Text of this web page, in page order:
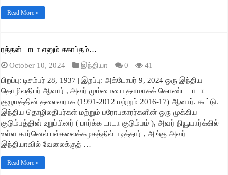
Read More »
ரத்தன் டாடா எனும் சகாப்தம்…
October 10, 2024
இந்தியா 0
41
பிறப்பு: டிசம்பர் 28, 1937 | இறப்பு: அக்டோபர் 9, 2024 ஒரு இந்திய
தொழிலதிபர் ஆவார் , அவர் மும்பையை தளமாகக் கொண்ட டாடா
குழுமத்தின் தலைவராக (1991-2012 மற்றும் 2016-17) ஆனார். கூட்டு.
இந்திய தொழிலதிபர்கள் மற்றும் பரோபகாரர்களின் ஒரு முக்கிய
குடும்பத்தின் உறுப்பினர் ( பார்க்க டாடா குடும்பம் ), அவர் நியூயார்க்கில்
உள்ள கார்னெல் பல்கலைக்கழகத்தில் படித்தார் , அங்கு அவர்
இந்தியாவில் வேலைக்குத் …
Read More »